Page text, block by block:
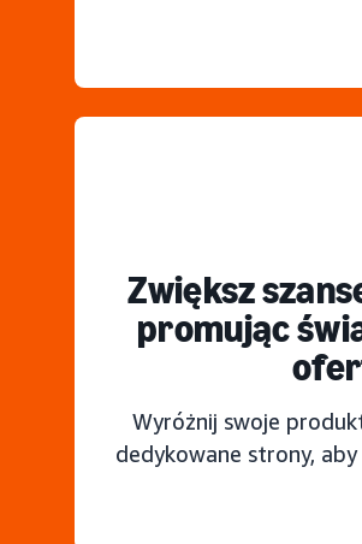
Zwiększ
promując
Wyróżnij swoje
dedykowane strony,